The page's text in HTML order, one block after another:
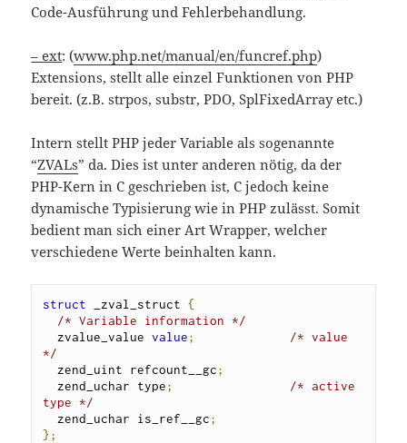
Code-Ausführung und Fehlerbehandlung.
– ext: (www.php.net/manual/en/funcref.php)
Extensions, stellt alle einzel Funktionen von PHP
bereit. (z.B. strpos, substr, PDO, SplFixedArray etc.)
Intern stellt PHP jeder Variable als sogenannte
“ZVALs” da. Dies ist unter anderen nötig, da der
PHP-Kern in C geschrieben ist, C jedoch keine
dynamische Typisierung wie in PHP zulässt. Somit
bedient man sich einer Art Wrapper, welcher
verschiedene Werte beinhalten kann.
struct _zval_struct {
/* Variable information */
  zvalue_value
value;
/* value
*/
  zend_uint refcount__gc
;
  zend_uchar type
;
/* active
type */
  zend_uchar is_ref__gc
;
};